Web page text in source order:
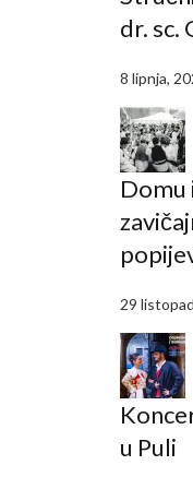
dr. sc.
8 lipnja,
Domu
29
u Puli